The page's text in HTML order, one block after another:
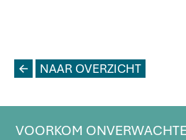
L NAAR OVERZICHT
VOORKOM